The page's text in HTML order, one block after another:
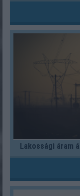
Lakossági áram